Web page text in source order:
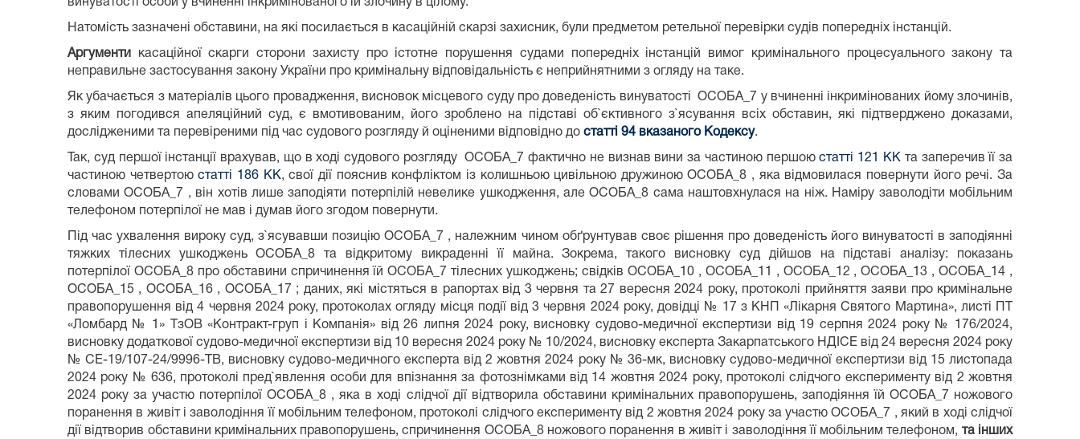
Натомість зазначені обставини, на які посилається в касаційній скарзі захисник, були предметом ретельної перевірки судів попередніх інстанцій.
Аргументи касаційної скарги сторони захисту про істотне порушення судами попередніх інстанцій вимог кримінального процесуального закону та
неправильне застосування закону України про кримінальну відповідальність є неприйнятними з огляду на таке.
Як убачається з матеріалів цього провадження, висновок місцевого суду про доведеність винуватості ОСОБА_7 у вчиненні інкримінованих йому злочинів,
з яким погодився апеляційний суд, є вмотивованим, його зроблено на підставі об`єктивного з`ясування всіх обставин, які підтверджено доказами,
дослідженими та перевіреними під час судового розгляду й оціненими відповідно до статті 94 вказаного Кодексу.
Так, суд першої інстанції врахував, що в ході судового розгляду ОСОБА_7 фактично не визнав вини за частиною першоюстатті 121 КК та заперечив її за
частиною четвертоюстатті 186 КК, свої дії пояснив конфліктом із колишньою цивільною дружиною ОСОБА_8 , яка відмовилася повернути його речі. За
словами ОСОБА_7 , він хотів лише заподіяти потерпілій невелике ушкодження, але ОСОБА_8 сама наштовхнулася на ніж. Наміру заволодіти мобільним
телефоном потерпілої не мав і думав його згодом повернути.
Під час ухвалення вироку суд, з`ясувавши позицію ОСОБА_7 , належним чином обґрунтував своє рішення про доведеність його винуватості в заподіянні
тяжких тілесних ушкоджень ОСОБА_8 та відкритому викраденні її майна. Зокрема, такого висновку суд дійшов на підставі аналізу: показань
потерпілої ОСОБА_8 про обставини спричинення їй ОСОБА_7 тілесних ушкоджень; свідків ОСОБА_10 , ОСОБА_11 , ОСОБА_12 , ОСОБА_13 , ОСОБА_14 ,
ОСОБА_15 , ОСОБА_16 , ОСОБА_17 ; даних, які містяться в рапортах від 3 червня та 27 вересня 2024 року, протоколі прийняття заяви про кримінальне
правопорушення від 4 червня 2024 року, протоколах огляду місця події від 3 червня 2024 року, довідці № 17 з КНП «Лікарня Святого Мартина», листі ПТ
«Ломбард № 1» ТзОВ «Контракт-груп і Компанія» від 26 липня 2024 року, висновку судово-медичної експертизи від 19 серпня 2024 року № 176/2024,
висновку додаткової судово-медичної експертизи від 10 вересня 2024 року № 10/2024, висновку експерта Закарпатського НДІСЕ від 24 вересня 2024 року
№ СЕ-19/107-24/9996-ТВ, висновку судово-медичного експерта від 2 жовтня 2024 року № 36-мк, висновку судово-медичної експертизи від 15 листопада
2024 року № 636, протоколі пред`явлення особи для впізнання за фотознімками від 14 жовтня 2024 року, протоколі слідчого експерименту від 2 жовтня
2024 року за участю потерпілої ОСОБА_8 , яка в ході слідчої дії відтворила обставини кримінальних правопорушень, заподіяння їй ОСОБА_7 ножового
поранення в живіт і заволодіння її мобільним телефоном, протоколі слідчого експерименту від 2 жовтня 2024 року за участю ОСОБА_7 , який в ході слідчої
дії відтворив обставини кримінальних правопорушень, спричинення ОСОБА_8 ножового поранення в живіт і заволодіння її мобільним телефоном, та інших